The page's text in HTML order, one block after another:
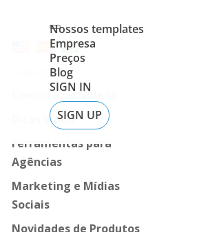
Nossos templates
Empresa
Preços
Blog
SIGN IN
SIGN UP
Categorias
Como Fazer Vídeos
Dicas Vídeo
Ferramentas para
Agências
Marketing e Mídias
Sociais
Novidades de Produtos